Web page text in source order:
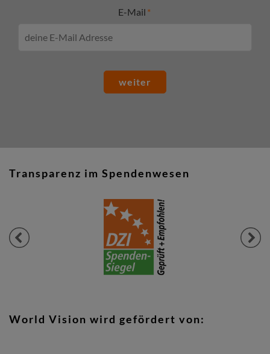
E-Mail
weiter
Transparenz im Spendenwesen
Previous Next
World Vision wird gefördert von: